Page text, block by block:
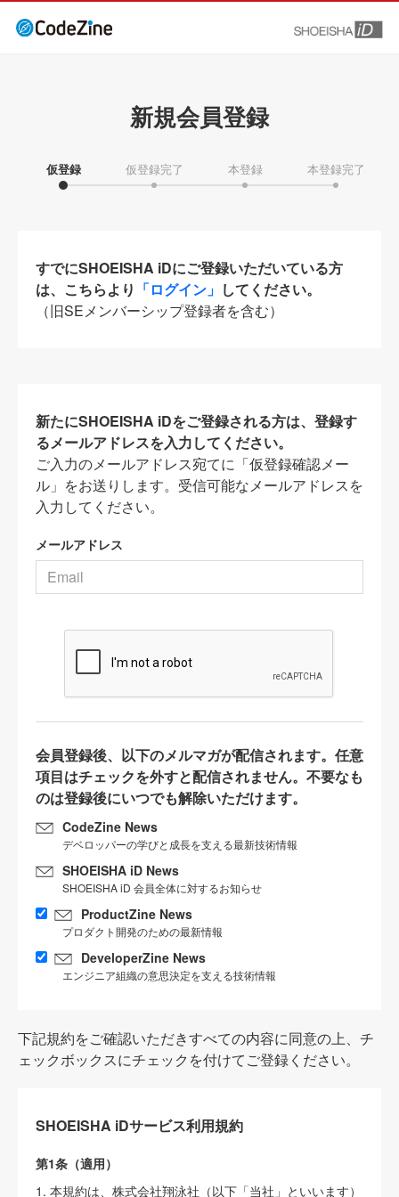
新規会員登録
仮登録 仮登録完了 本登録 本登録完了
すでにSHOEISHA iDにご登録いただいている方
は、こちらより 「ログイン」 してください。
（旧SEメンバーシップ登録者を含む）
新たにSHOEISHA iDをご登録される方は、登録す
るメールアドレスを入力してください。
ご入力のメールアドレス宛てに「仮登録確認メー
ル」をお送りします。受信可能なメールアドレスを
入力してください。
メールアドレス
会員登録後、以下のメルマガが配信されます。任意
項目はチェックを外すと配信されません。不要なも
のは登録後にいつでも解除いただけます。
CodeZine News
デベロッパーの学びと成長を支える最新技術情報
SHOEISHA iD News
SHOEISHA iD 会員全体に対するお知らせ
ProductZine News
プロダクト開発のための最新情報
DeveloperZine News
エンジニア組織の意思決定を支える技術情報
下記規約をご確認いただきすべての内容に同意の上、チ
ェックボックスにチェックを付けてご登録ください。
SHOEISHA iDサービス利用規約
第1条（適用）
1. 本規約は、株式会社翔泳社（以下「当社」といいます）